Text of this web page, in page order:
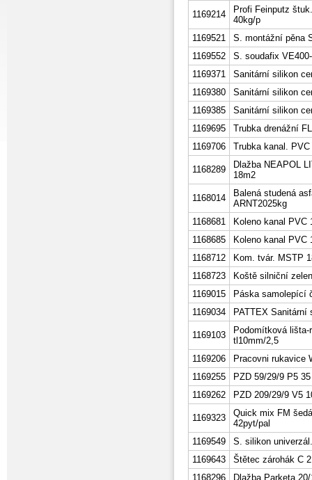
1169214
Profi Feinputz
40kg/p
1169521
S. montážní pěna
1169552
S. soudafix
1169371
Sanitární silikon
1169380
Sanitární silikon
1169385
Sanitární silikon
1169695
Trubka drenážní
1169706
Trubka kanal. PVC
1168289
Dlažba NEAPOL
18m2
1168014
Balená studená
ARNT2025kg
1168681
Koleno kanal PVC
1168685
Koleno kanal PVC
1168712
Kom. tvár. MSTP
1168723
Koště silniční
1169015
Páska samolepící
1169034
PATTEX
1169103
Podomítková
tl10mm/2,5
1169206
Pracovni rukavice
1169255
PZD 59/29/9 P5
1169262
PZD 209/29/9 V5
1169323
Quick mix FM
42pyt/pal
1169549
S. silikon
1169643
Štětec zárohák C
1168296
Dlažba Parketa